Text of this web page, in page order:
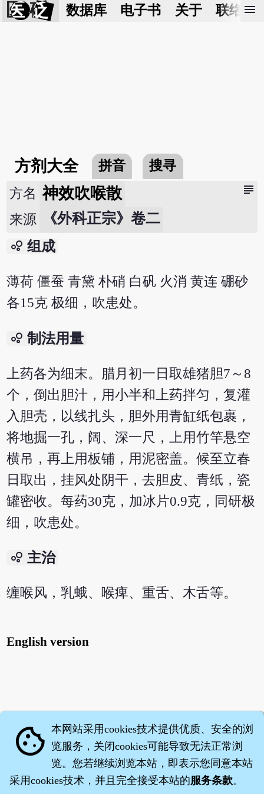
医 砭 数据库 电子书 关于 联络我
menu
方剂大全 拼音 搜寻
subject
方名 神效吹喉散
来源 《外科正宗》卷二
bubble_chart 组成
薄荷 僵蚕 青黛 朴硝 白矾 火消 黄连 硼砂
各15克 极细，吹患处。
bubble_chart 制法用量
上药各为细末。腊月初一日取雄猪胆7～8
个，倒出胆汁，用小半和上药拌匀，复灌
入胆壳，以线扎头，胆外用青缸纸包裹，
将地掘一孔，阔、深一尺，上用竹竿悬空
横吊，再上用板铺，用泥密盖。候至立春
日取出，挂风处阴干，去胆皮、青纸，瓷
罐密收。每药30克，加冰片0.9克，同研极
细，吹患处。
bubble_chart 主治
缠喉风，乳蛾、喉痺、重舌、木舌等。
English version
cookie 本网站采用cookies技术提供优质、安全的浏
览服务，关闭cookies可能导致无法正常浏
览。您若继续浏览本站，即表示您同意本站
采用cookies技术，并且完全接受本站的服务条款。